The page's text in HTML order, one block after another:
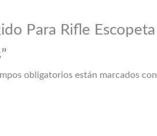
Para Rifle
obligatorios están marcados con